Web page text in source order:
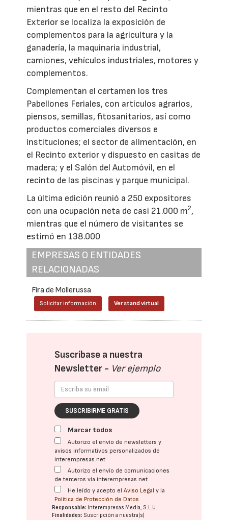
mientras que en el resto del Recinto
Exterior se localiza la exposición de
complementos para la agricultura y la
ganadería, la maquinaria industrial,
camiones, vehículos industriales, motores y
complementos.
Complementan el certamen los tres
Pabellones Feriales, con artículos agrarios,
piensos, semillas, fitosanitarios, así como
productos comerciales diversos e
instituciones; el sector de alimentación, en
el Recinto exterior y dispuesto en casitas de
madera; y el Salón del Automóvil, en el
recinto de las piscinas y parque municipal.
La última edición reunió a 250 expositores
con una ocupación neta de casi 21.000 m2,
mientras que el número de visitantes se
estimó en 138.000
EMPRESAS O ENTIDADES
RELACIONADAS
Fira de Mollerussa
Solicitar información Ver stand virtual
Suscríbase a nuestra
Newsletter - Ver ejemplo
SUSCRIBIRME GRATIS
Marcar todos
Autorizo el envío de newsletters y
avisos informativos personalizados de
interempresas.net
Autorizo el envío de comunicaciones
de terceros vía interempresas.net
He leído y acepto elAviso Legal y la
Política de Protección de Datos
Responsable: Interempresas Media, S.L.U.
Finalidades: Suscripción a nuestra(s)